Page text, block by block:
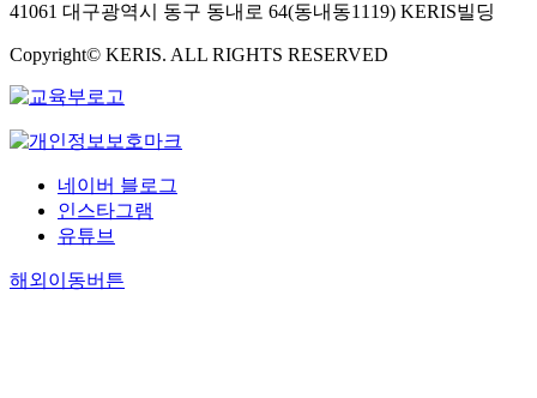
41061 대구광역시 동구 동내로 64(동내동1119) KERIS빌딩
Copyright© KERIS. ALL RIGHTS RESERVED
네이버 블로그
인스타그램
유튜브
해외이동버튼